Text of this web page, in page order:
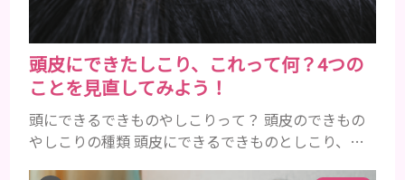
頭皮にできたしこり、これって何？4つの
ことを見直してみよう！
頭にできるできものやしこりって？ 頭皮のできもの
やしこりの種類 頭皮にできるできものとしこり、と